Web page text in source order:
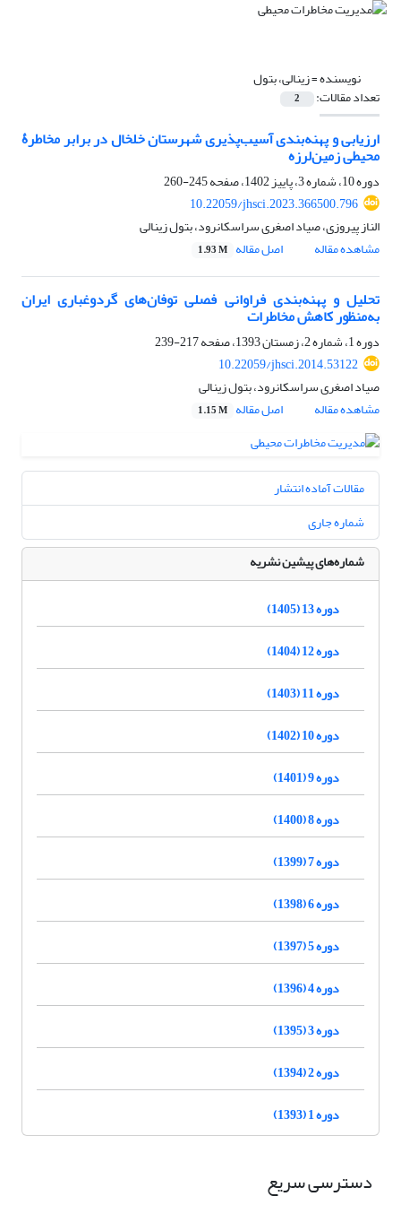
نویسنده =زینالی، بتول
تعداد مقالات: 2
ارزیابی و پهنه‌بندی آسیب‌پذیری شهرستان خلخال در برابر مخاطرۀ
محیطی زمین‌لرزه
دوره 10، شماره 3، پاییز 1402، صفحه
245-260
10.22059/jhsci.2023.366500.796
الناز پیروزی، صیاد اصغری سراسکانرود، بتول زینالی
مشاهده مقاله
اصل مقاله 1.93 M
تحلیل و پهنه‌بندی فراوانی فصلی توفان‌های گردوغباری ایران
به‌منظور کاهش مخاطرات
دوره 1، شماره 2، زمستان 1393، صفحه
217-239
10.22059/jhsci.2014.53122
صیاد اصغری سراسکانرود، بتول زینالی
مشاهده مقاله
اصل مقاله 1.15 M
مقالات آماده انتشار
شماره جاری
شماره‌های پیشین نشریه
دوره 13 (1405)
دوره 12 (1404)
دوره 11 (1403)
دوره 10 (1402)
دوره 9 (1401)
دوره 8 (1400)
دوره 7 (1399)
دوره 6 (1398)
دوره 5 (1397)
دوره 4 (1396)
دوره 3 (1395)
دوره 2 (1394)
دوره 1 (1393)
دسترسی سریع